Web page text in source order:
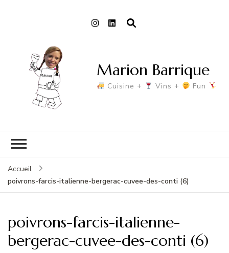
Marion Barrique
Cuisine + Vins + Fun
Accueil
poivrons-farcis-italienne-bergerac-cuvee-des-conti (6)
poivrons-farcis-italienne-
bergerac-cuvee-des-conti (6)